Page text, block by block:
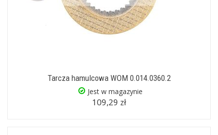
Tarcza hamulcowa WOM 0.014.0360.2
Jest w magazynie
109,29 zł